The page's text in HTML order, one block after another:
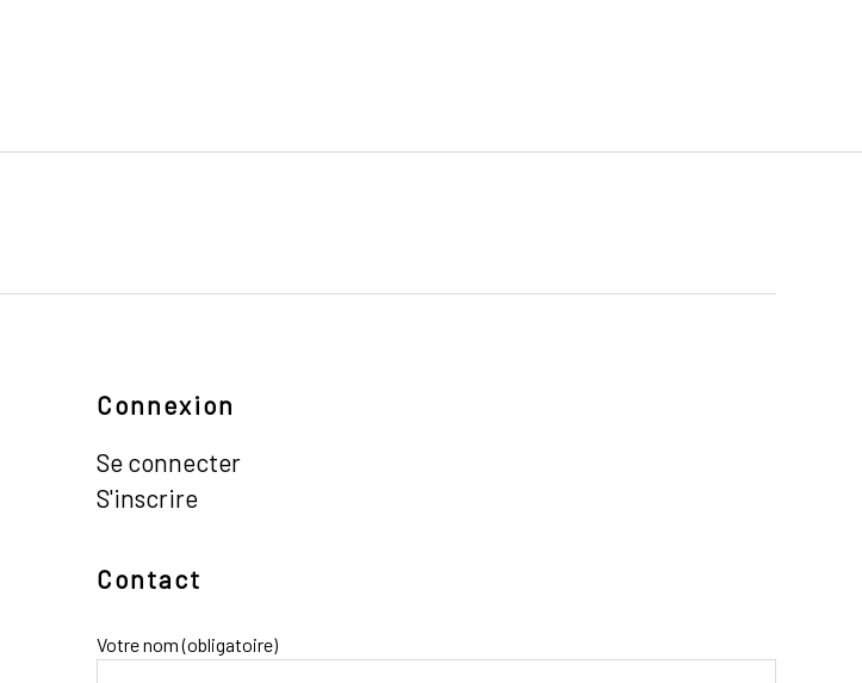
Connexion
Se connecter
S'inscrire
Contact
Votre nom (obligatoire)